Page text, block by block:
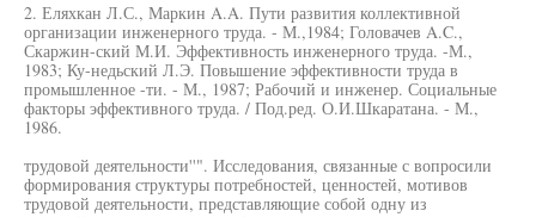
2. Еляхкан Л.С., Маркин A.A. Пути развития коллективной
организации инженерного труда. - М.,1984; Головачев A.C.,
Скаржин-ский М.И. Эффективность инженерного труда. -М.,
1983; Ку-недьский Л.Э. Повышение эффективности труда в
промышленное -ти. - М., 1987; Рабочий и инженер. Социальные
факторы эффективного труда. / Под.ред. О.И.Шкаратана. - М.,
1986.
трудовой деятельности''". Исследования, связанные с вопросили
формирования структуры потребностей, ценностей, мотивов
трудовой деятельности, представляющие собой одну из